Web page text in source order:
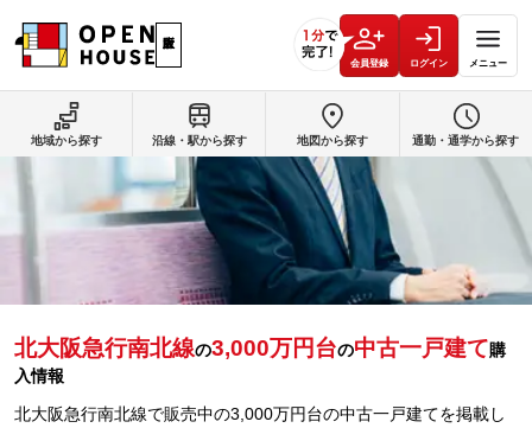
会員登録 ログイン メニュー
北大阪急行南北線の3,000万円台の中古一戸建て購
入情報
北大阪急行南北線で販売中の3,000万円台の中古一戸建てを掲載し
地域から探す 沿線・駅から探す 地図から探す 通勤・通学から探す